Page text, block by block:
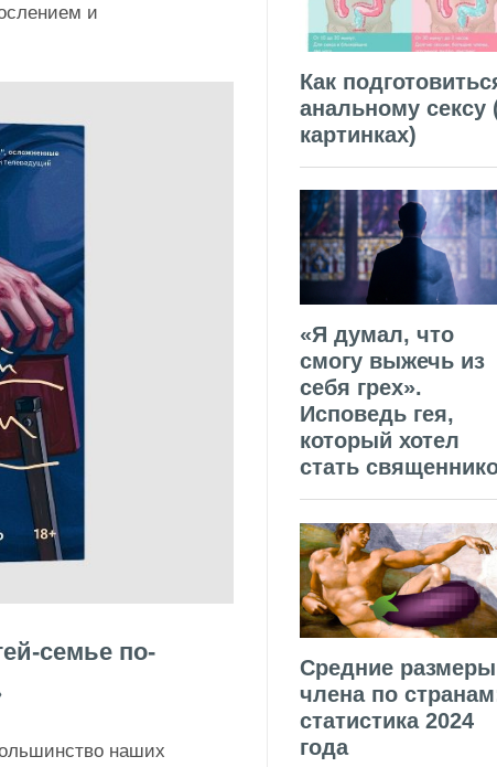
и
семье по-
наших
Как
анальному сексу
картинках)
«Я думал, что
смогу выжечь из
себя грех».
Исповедь гея,
который хотел
стать
Средние размеры
члена по
статистика 2024
года